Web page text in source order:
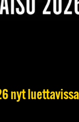
nyt luettavissa